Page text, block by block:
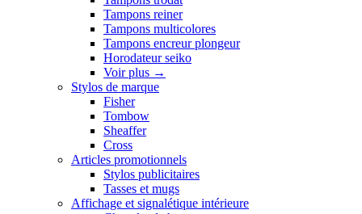
Tampons reiner
Tampons multicolores
Tampons encreur plongeur
Horodateur seiko
Voir plus →
Stylos de marque
Fisher
Tombow
Sheaffer
Cross
Articles promotionnels
Stylos publicitaires
Tasses et mugs
Affichage et signalétique intérieure